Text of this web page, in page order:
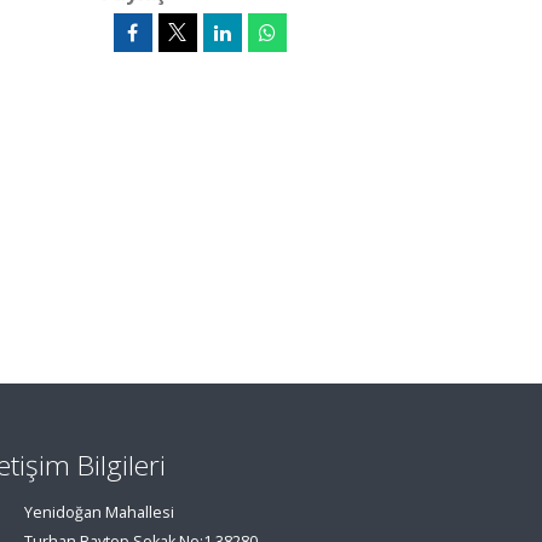
Bilgileri
Yenidoğan Mahallesi